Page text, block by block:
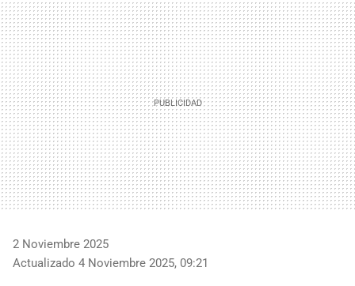
MAIL
2 Noviembre 2025
Actualizado 4 Noviembre 2025, 09:21